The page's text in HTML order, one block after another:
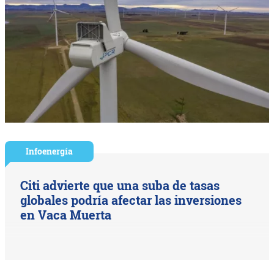
Infoenergía
Citi advierte que una suba de tasas
globales podría afectar las inversiones
en Vaca Muerta